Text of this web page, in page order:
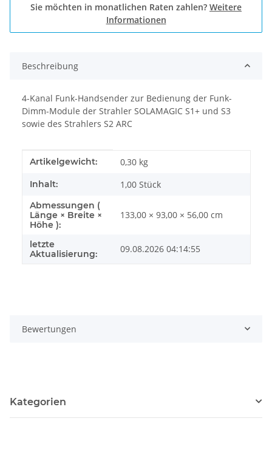
Sie möchten in monatlichen Raten zahlen? Weitere
Informationen
Beschreibung
4-Kanal Funk-Handsender zur Bedienung der Funk-
Dimm-Module der Strahler SOLAMAGIC S1+ und S3
sowie des Strahlers S2 ARC
Produkteigenschaft
Wert
Artikelgewicht: 0,30 kg
Inhalt: 1,00 Stück
Abmessungen (
Länge × Breite ×
Höhe ):
133,00 × 93,00 × 56,00 cm
letzte
Aktualisierung:
09.08.2026 04:14:55
Bewertungen
Kategorien